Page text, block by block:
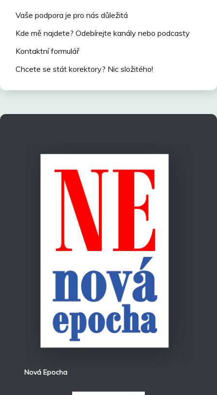
Vaše podpora je pro nás důležitá
Kde mě najdete? Odebírejte kanály nebo podcasty
Kontaktní formulář
Chcete se stát korektory? Nic složitého!
Nová Epocha